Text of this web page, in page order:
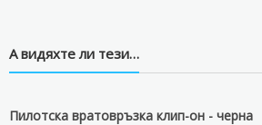
А видяхте ли тези…
Пилотска вратовръзка клип-он - черна